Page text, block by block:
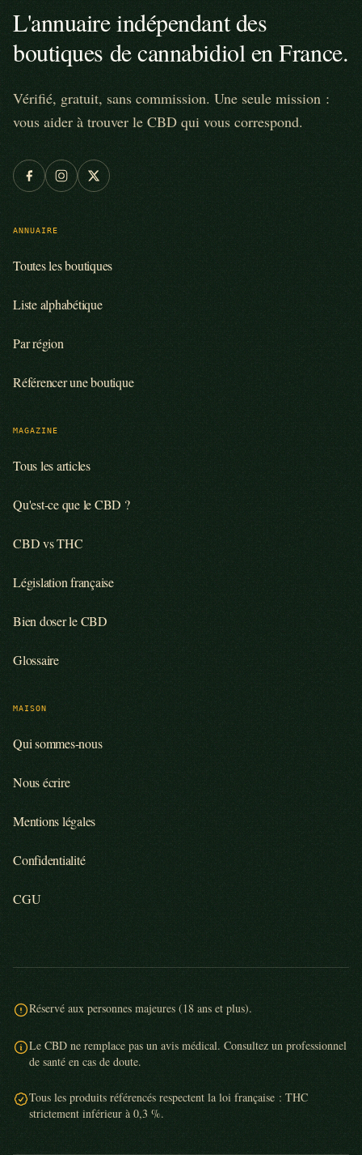
L'annuaire indépendant des
boutiques de cannabidiol en France.
Vérifié, gratuit, sans commission. Une seule mission :
vous aider à trouver le CBD qui vous correspond.
ANNUAIRE
Toutes les boutiques
Liste alphabétique
Par région
Référencer une boutique
MAGAZINE
Tous les articles
Qu'est-ce que le CBD ?
CBD vs THC
Législation française
Bien doser le CBD
Glossaire
MAISON
Qui sommes-nous
Nous écrire
Mentions légales
Confidentialité
CGU
Réservé aux personnes majeures (18 ans et plus).
Le CBD ne remplace pas un avis médical. Consultez un professionnel
de santé en cas de doute.
Tous les produits référencés respectent la loi française : THC
strictement inférieur à 0,3 %.